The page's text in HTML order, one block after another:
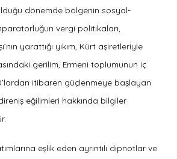
dönemde bölgenin sosyal-
vergi politikaları,
yarattığı yıkım, Kürt aşiretleriyle
gerilim, Ermeni toplumunun iç
itibaren güçlenmeye başlayan
eğilimleri hakkında bilgiler
eşlik eden ayrıntılı dipnotlar ve